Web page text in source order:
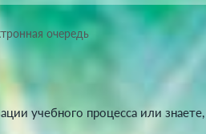
очередь
учебного процесса или